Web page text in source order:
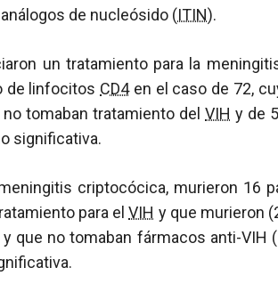
análogos de nucleósido (ITIN).
un tratamiento para la
de linfocitos CD4en el caso de 72,
tomaban tratamiento del VIH y de
significativa.
criptocócica, murieron 16
para elVIH y que murieron
que no tomaban fármacos anti-VIH